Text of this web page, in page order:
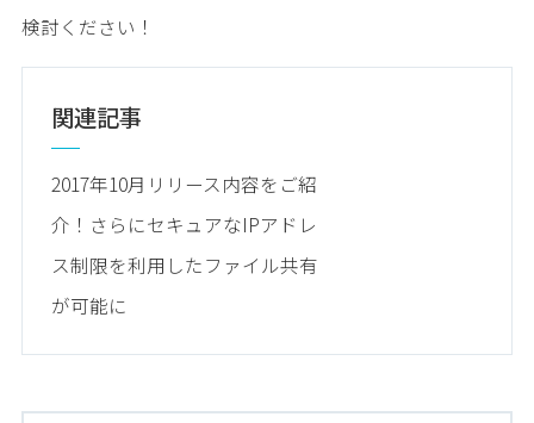
検討ください！
関連記事
2017年10月リリース内容をご紹
介！さらにセキュアなIPアドレ
ス制限を利用したファイル共有
が可能に